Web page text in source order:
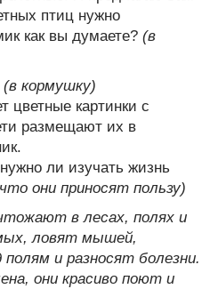
птиц нужно
как вы думаете? (в
(в кормушку)
цветные картинки с
размещают их в
ли изучать жизнь
они приносят пользу)
в лесах, полях и
ловят мышей,
и разносят болезни.
они красиво поют и